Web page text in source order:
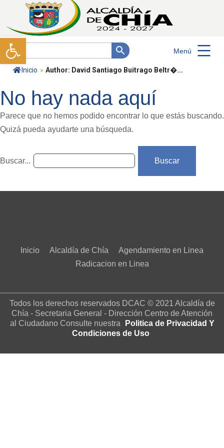
Abrir barra de herramientas Menú
Inicio » Author: David Santiago Buitrago Beltr�...
No hay nada aquí
Parece que no hemos podido encontrar lo que estás buscando.
Quizá pueda ayudarte una búsqueda.
Buscar...
Inicio Alcaldía de Chía
Agendamiento en Linea
Radicacion en Linea
Todos los derechos reservados DCAC © 2021 Alcaldía de
Chía - Secretaria General - Dirección Centro de Atención
al Ciudadano Consulte nuestra
Politica de Privacidad Y
Condiciones de Uso